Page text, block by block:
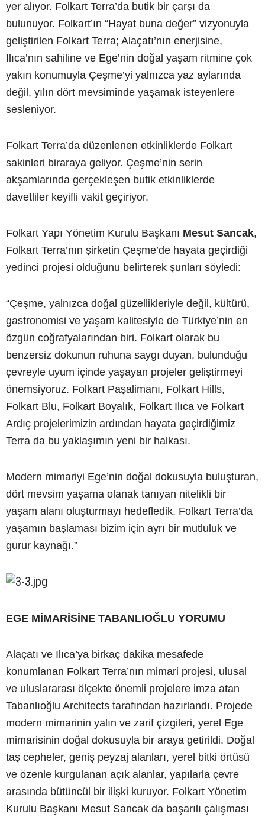
yer alıyor. Folkart Terra’da butik bir çarşı da
bulunuyor. Folkart’ın “Hayat buna değer” vizyonuyla
geliştirilen Folkart Terra; Alaçatı’nın enerjisine,
Ilıca’nın sahiline ve Ege’nin doğal yaşam ritmine çok
yakın konumuyla Çeşme’yi yalnızca yaz aylarında
değil, yılın dört mevsiminde yaşamak isteyenlere
sesleniyor.
Folkart Terra’da düzenlenen etkinliklerde Folkart
sakinleri biraraya geliyor. Çeşme’nin serin
akşamlarında gerçekleşen butik etkinliklerde
davetliler keyifli vakit geçiriyor.
Folkart Yapı Yönetim Kurulu Başkanı Mesut Sancak,
Folkart Terra’nın şirketin Çeşme’de hayata geçirdiği
yedinci projesi olduğunu belirterek şunları söyledi:
“Çeşme, yalnızca doğal güzellikleriyle değil, kültürü,
gastronomisi ve yaşam kalitesiyle de Türkiye’nin en
özgün coğrafyalarından biri. Folkart olarak bu
benzersiz dokunun ruhuna saygı duyan, bulunduğu
çevreyle uyum içinde yaşayan projeler geliştirmeyi
önemsiyoruz. Folkart Paşalimanı, Folkart Hills,
Folkart Blu, Folkart Boyalık, Folkart Ilıca ve Folkart
Ardıç projelerimizin ardından hayata geçirdiğimiz
Terra da bu yaklaşımın yeni bir halkası.
Modern mimariyi Ege’nin doğal dokusuyla buluşturan,
dört mevsim yaşama olanak tanıyan nitelikli bir
yaşam alanı oluşturmayı hedefledik. Folkart Terra’da
yaşamın başlaması bizim için ayrı bir mutluluk ve
gurur kaynağı.”
EGE MİMARİSİNE TABANLIOĞLU YORUMU
Alaçatı ve Ilıca’ya birkaç dakika mesafede
konumlanan Folkart Terra’nın mimari projesi, ulusal
ve uluslararası ölçekte önemli projelere imza atan
Tabanlıoğlu Architects tarafından hazırlandı. Projede
modern mimarinin yalın ve zarif çizgileri, yerel Ege
mimarisinin doğal dokusuyla bir araya getirildi. Doğal
taş cepheler, geniş peyzaj alanları, yerel bitki örtüsü
ve özenle kurgulanan açık alanlar, yapılarla çevre
arasında bütüncül bir ilişki kuruyor. Folkart Yönetim
Kurulu Başkanı Mesut Sancak da başarılı çalışması